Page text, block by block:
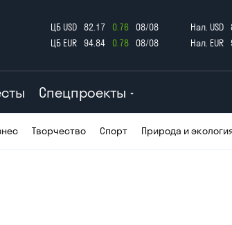
ЦБ USD 82.17 0.76
08/08
ЦБ EUR
94.84 0.78 08/08
Нал. USD
Нал. EUR
Спецпроекты
Творчество Спорт Природа и